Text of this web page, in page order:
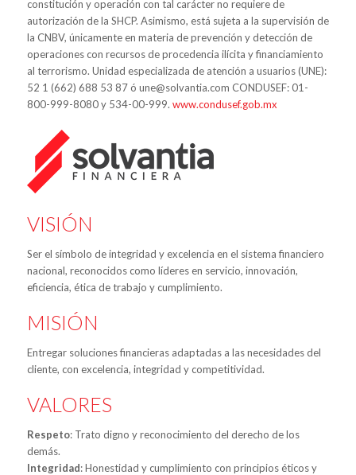
constitución y operación con tal carácter no requiere de
autorización de la SHCP. Asimismo, está sujeta a la supervisión de
la CNBV, únicamente en materia de prevención y detección de
operaciones con recursos de procedencia ilícita y financiamiento
al terrorismo. Unidad especializada de atención a usuarios (UNE):
52 1 (662) 688 53 87 ó une@solvantia.com CONDUSEF: 01-
800-999-8080 y 534-00-999. www.condusef.gob.mx
VISIÓN
Ser el símbolo de integridad y excelencia en el sistema financiero
nacional, reconocidos como líderes en servicio, innovación,
eficiencia, ética de trabajo y cumplimiento.
MISIÓN
Entregar soluciones financieras adaptadas a las necesidades del
cliente, con excelencia, integridad y competitividad.
VALORES
Respeto: Trato digno y reconocimiento del derecho de los
demás.
Integridad: Honestidad y cumplimiento con principios éticos y